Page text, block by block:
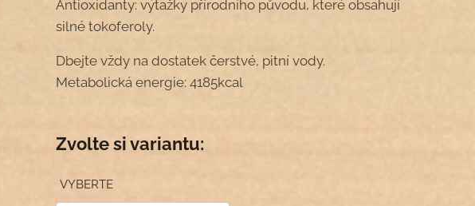
Antioxidanty: výtažky přírodního původu, které obsahují
silné tokoferoly.
Dbejte vždy na dostatek čerstvé, pitní vody.
Metabolická energie: 4185kcal
Zvolte si variantu:
VYBERTE